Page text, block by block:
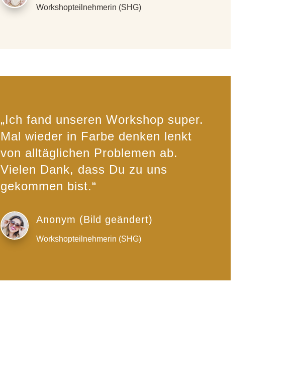
Workshopteilnehmerin (SHG)
„Ich fand unseren Workshop super.
Mal wieder in Farbe denken lenkt
von alltäglichen Problemen ab.
Vielen Dank, dass Du zu uns
gekommen bist.“
Anonym (Bild geändert)
Workshopteilnehmerin (SHG)